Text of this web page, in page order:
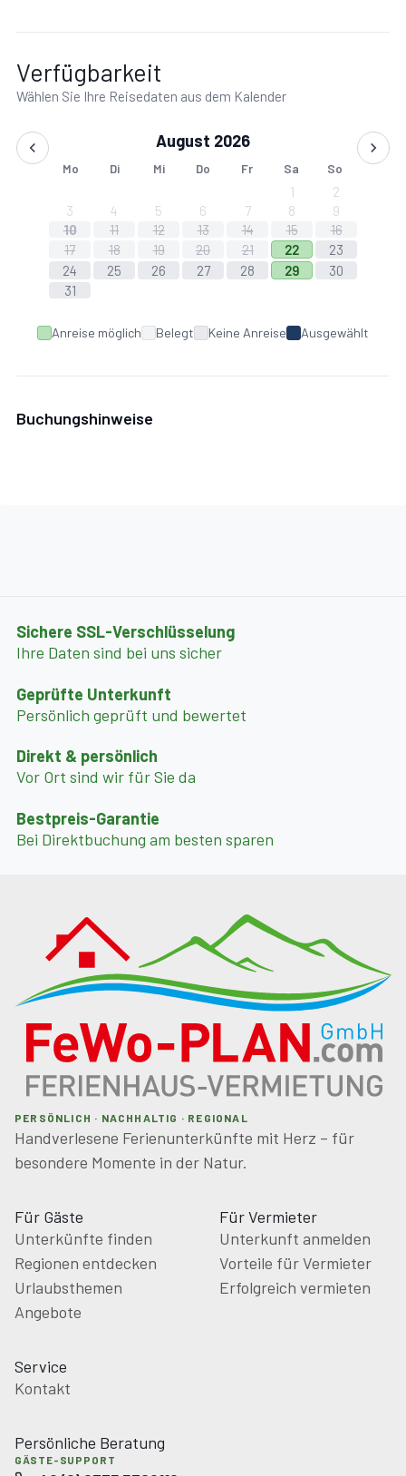
Verfügbarkeit
Wählen Sie Ihre Reisedaten aus dem Kalender
August 2026
Mo Di Mi Do Fr Sa So
1
2
3
4 5 6 7 8
9
10
11 12 13 14 15
16
17
18 19 20 21 22
23
24
25 26 27 28 29
30
31
Anreise möglich Belegt Keine Anreise Ausgewählt
Buchungshinweise
Sichere SSL-Verschlüsselung
Ihre Daten sind bei uns sicher
Geprüfte Unterkunft
Persönlich geprüft und bewertet
Direkt & persönlich
Vor Ort sind wir für Sie da
Bestpreis-Garantie
Bei Direktbuchung am besten sparen
PERSÖNLICH · NACHHALTIG · REGIONAL
Handverlesene Ferienunterkünfte mit Herz – für
besondere Momente in der Natur.
Für Gäste
Unterkünfte finden
Regionen entdecken
Urlaubsthemen
Angebote
Für Vermieter
Unterkunft anmelden
Vorteile für Vermieter
Erfolgreich vermieten
Service
Kontakt
Persönliche Beratung
GÄSTE-SUPPORT